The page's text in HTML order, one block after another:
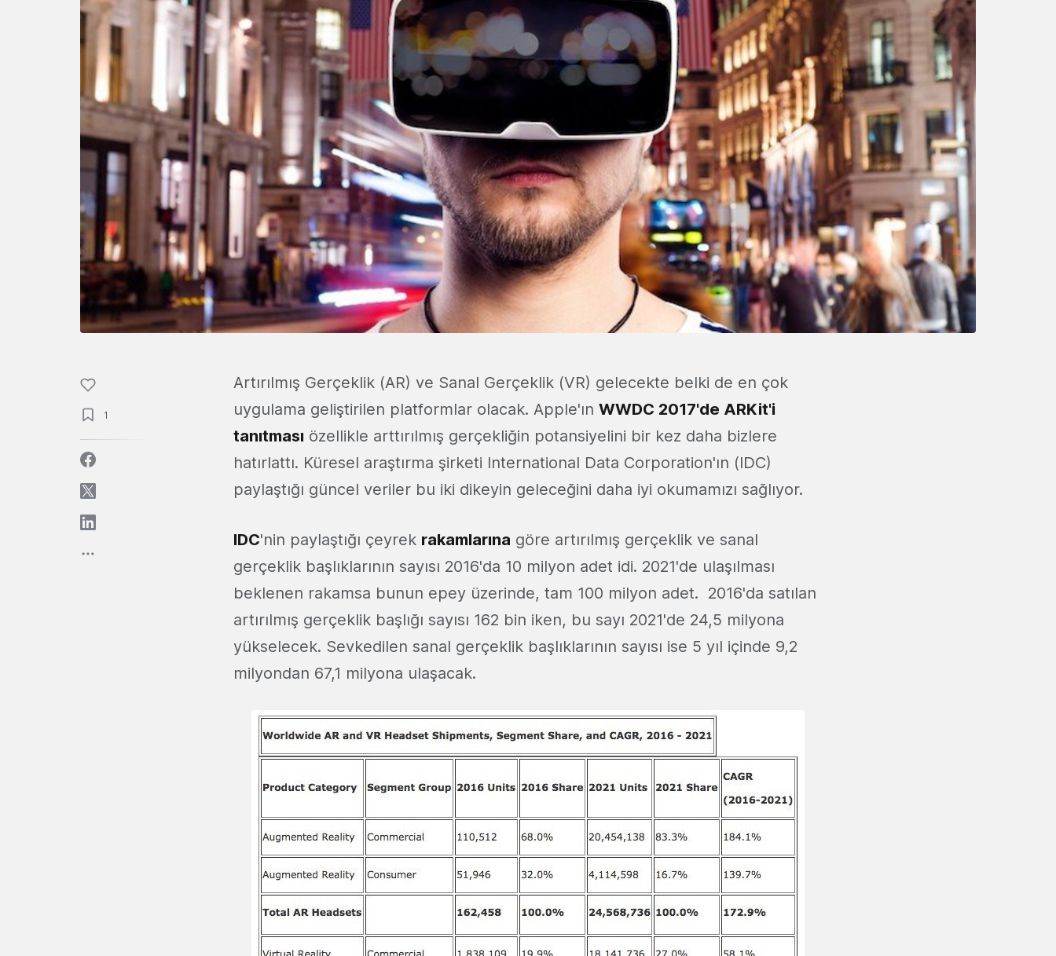
1
Artırılmış Gerçeklik (AR) ve Sanal Gerçeklik (VR) gelecekte belki de en çok
uygulama geliştirilen platformlar olacak. Apple'ın WWDC 2017'de ARKit'i
tanıtması özellikle arttırılmış gerçekliğin potansiyelini bir kez daha bizlere
hatırlattı. Küresel araştırma şirketi International Data Corporation'ın (IDC)
paylaştığı güncel veriler bu iki dikeyin geleceğini daha iyi okumamızı sağlıyor.
IDC'nin paylaştığı çeyrek rakamlarına göre artırılmış gerçeklik ve sanal
gerçeklik başlıklarının sayısı 2016'da 10 milyon adet idi. 2021'de ulaşılması
beklenen rakamsa bunun epey üzerinde, tam 100 milyon adet. 2016'da satılan
artırılmış gerçeklik başlığı sayısı 162 bin iken, bu sayı 2021'de 24,5 milyona
yükselecek. Sevkedilen sanal gerçeklik başlıklarının sayısı ise 5 yıl içinde 9,2
milyondan 67,1 milyona ulaşacak.